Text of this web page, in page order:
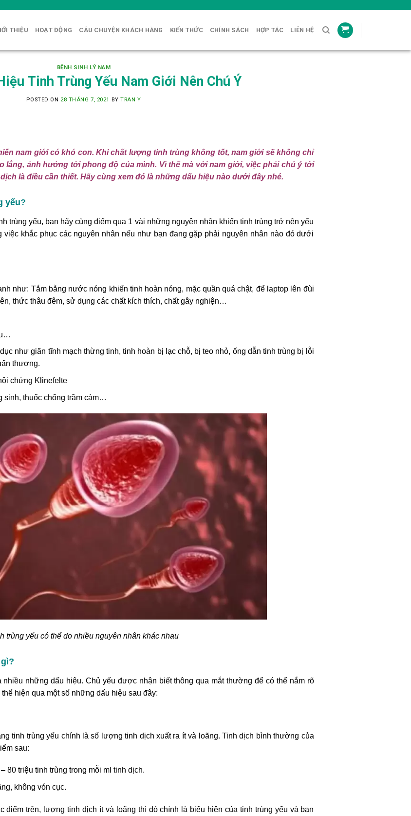
THIỆU HOẠT ĐỘNG CÂU CHUYỆN KHÁCH HÀNG KIẾN THỨC CHÍNH SÁCH HỢP TÁC LIÊN HỆ
BỆNH SINH LÝ NAM
Tinh Trùng Yếu Nam Giới Nên Chú Ý
POSTED ON 28 THÁNG 7, 2021 BYTRAN Y
nam giới có khó con. Khi chất lượng tinh trùng không tốt, nam giới sẽ không chỉ
lắng, ảnh hưởng tới phong độ của mình. Vì thế mà với nam giới, việc phải chú ý tới
là điều cần thiết. Hãy cùng xem đó là những dấu hiệu nào dưới đây nhé.
yếu?
trùng yếu, bạn hãy cùng điểm qua 1 vài những nguyên nhân khiến tinh trùng trở nên yếu
khắc phục các nguyên nhân nếu như bạn đang gặp phải nguyên nhân nào đó dưới
như: Tắm bằng nước nóng khiến tinh hoàn nóng, mặc quần quá chật, để laptop lên đùi
thức thâu đêm, sử dụng các chất kích thích, chất gây nghiện…
như giãn tĩnh mạch thừng tinh, tinh hoàn bị lạc chỗ, bị teo nhỏ, ống dẫn tinh trùng bị lỗi
thương.
chứng Klinefelte
sinh, thuốc chống trầm cảm…
trùng yếu có thể do nhiều nguyên nhân khác nhau
những dấu hiệu. Chủ yếu được nhận biết thông qua mắt thường để có thể nắm rõ
hiện qua một số những dấu hiệu sau đây:
tinh trùng yếu chính là số lượng tinh dịch xuất ra ít và loãng. Tinh dịch bình thường của
sau:
80 triệu tinh trùng trong mỗi ml tinh dịch.
không vón cục.
điểm trên, lượng tinh dịch ít và loãng thì đó chính là biểu hiện của tinh trùng yếu và bạn